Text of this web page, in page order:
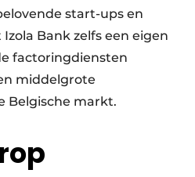
start-ups en
Bank zelfs een eigen
factoringdiensten
middelgrote
Belgische markt.